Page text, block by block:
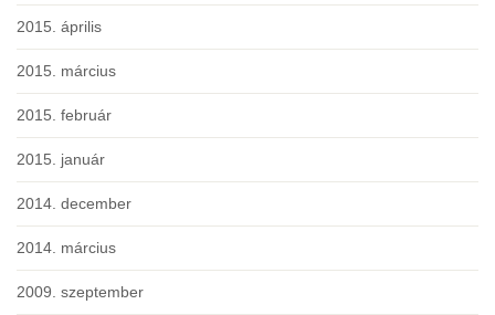
2015. április
2015. március
2015. február
2015. január
2014. december
2014. március
2009. szeptember